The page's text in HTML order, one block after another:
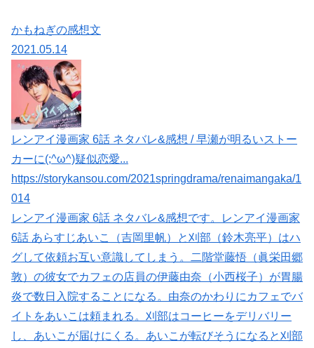
かもねぎの感想文
2021.05.14
レンアイ漫画家 6話 ネタバレ&感想 / 早瀬が明るいストー
カーに(;^ω^)疑似恋愛...
https://storykansou.com/2021springdrama/renaimangaka/1
014
レンアイ漫画家 6話 ネタバレ&感想です。レンアイ漫画家
6話 あらすじあいこ（吉岡里帆）と刈部（鈴木亮平）はハ
グして依頼お互い意識してしまう。二階堂藤悟（眞栄田郷
敦）の彼女でカフェの店員の伊藤由奈（小西桜子）が胃腸
炎で数日入院することになる。由奈のかわりにカフェでバ
イトをあいこは頼まれる。刈部はコーヒーをデリバリー
し、あいこが届けにくる。あいこが転びそうになると刈部